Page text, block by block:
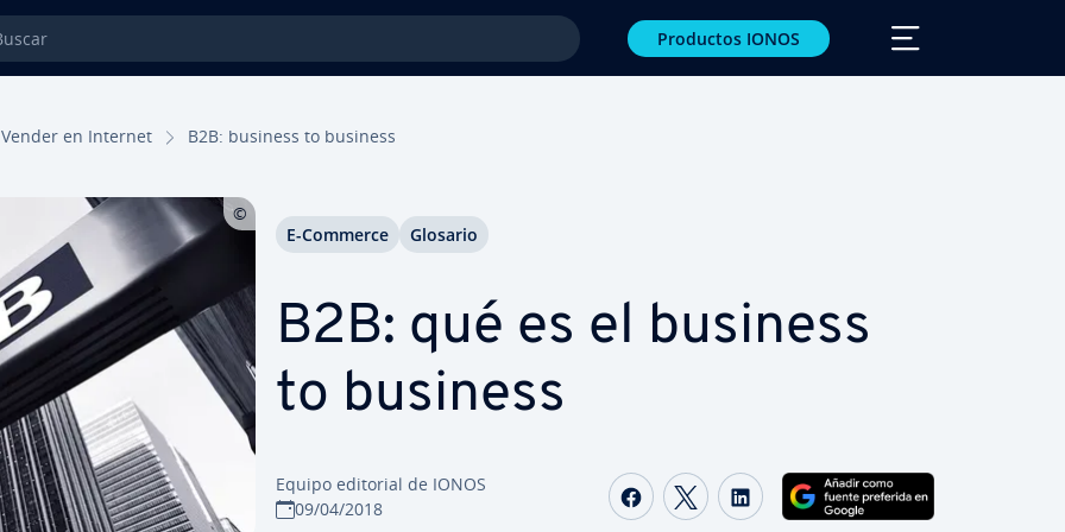
Productos IONOS
Vender en Internet B2B: business to business
B2B: qué es el business
to business
Equipo editorial de IONOS
09/04/2018
Compartir Facebook
Compartir Twitter
Compartir LinkedIn
E-Commerce Glosario